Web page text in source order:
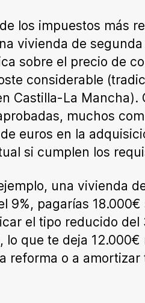
los impuestos más
vivienda de
sobre el precio de
considerable
Castilla-La Mancha).
muchos
euros en la
si cumplen los
una vivienda
9%, pagarías
el tipo reducido del
lo que te deja
reforma o a